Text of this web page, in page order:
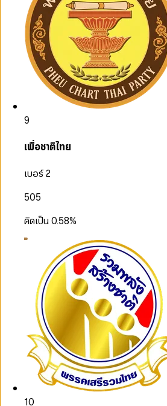
9
เพื่อชาติไทย
เบอร์ 2
505
คิดเป็น0.58%
10